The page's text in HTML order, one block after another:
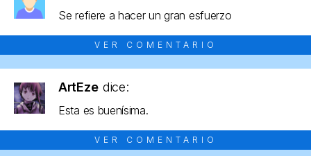
Se refiere a hacer un gran esfuerzo
VER COMENTARIO
ArtEze dice:
Esta es buenísima.
VER COMENTARIO